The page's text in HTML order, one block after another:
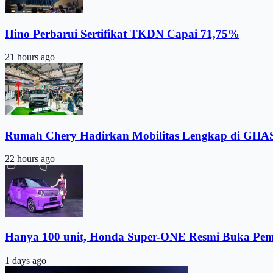
Hino Perbarui Sertifikat TKDN Capai 71,75%
21 hours ago
Rumah Chery Hadirkan Mobilitas Lengkap di
22 hours ago
Hanya 100 unit, Honda Super-ONE Resmi Buka
1 days ago